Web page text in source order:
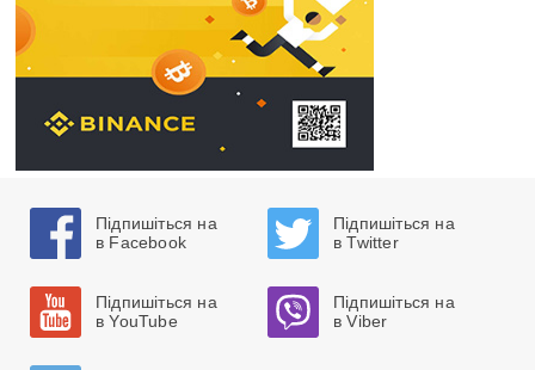
Підпишіться на
в Facebook
Підпишіться на
в Twitter
Підпишіться на
в YouTube
Підпишіться на
в Viber